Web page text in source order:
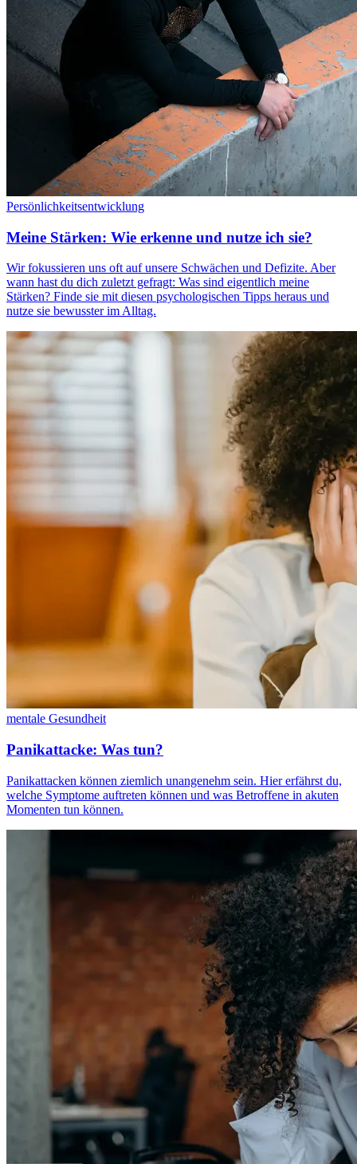
Persönlichkeitsentwicklung
Meine Stärken: Wie erkenne und nutze ich sie?
Wir fokussieren uns oft auf unsere Schwächen und Defizite. Aber
wann hast du dich zuletzt gefragt: Was sind eigentlich meine
Stärken? Finde sie mit diesen psychologischen Tipps heraus und
nutze sie bewusster im Alltag.
mentale Gesundheit
Panikattacke: Was tun?
Panikattacken können ziemlich unangenehm sein. Hier erfährst du,
welche Symptome auftreten können und was Betroffene in akuten
Momenten tun können.